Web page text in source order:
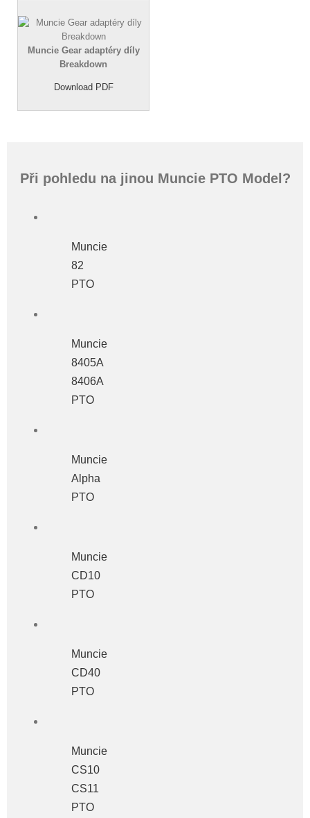
Muncie Gear adaptéry díly
Breakdown
Download PDF
Při pohledu na jinou Muncie PTO Model?
Muncie
82
PTO
Muncie
8405A
8406A
PTO
Muncie
Alpha
PTO
Muncie
CD10
PTO
Muncie
CD40
PTO
Muncie
CS10
CS11
PTO